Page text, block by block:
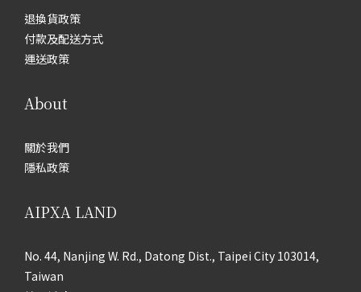
退換貨政策
付款及配送方式
運送政策
About
關於我們
隱私政策
AIPXA LAND
No. 44, Nanjing W. Rd., Datong Dist., Taipei City 103014,
Taiwan